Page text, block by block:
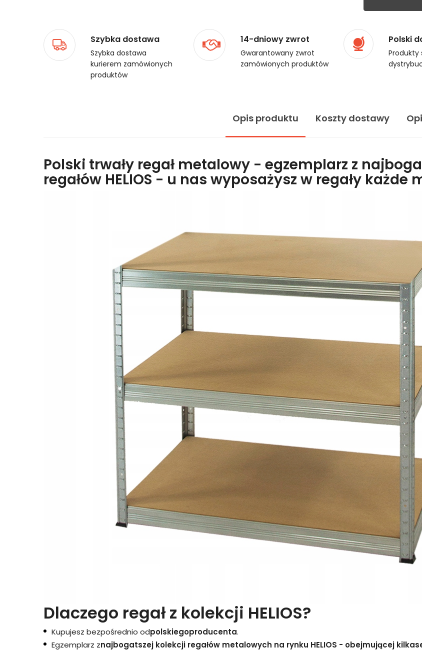
Szybka dostawa
Szybka dostawa
kurierem zamówionych
produktów
14-dniowy zwrot
Gwarantowany zwrot
zamówionych produktów
Polski
Produkty
Opis produktu Koszty dostawy
Polski trwały regał metalowy - egzemplarz z
regałów HELIOS - u nas wyposażysz w regały każde
Dlaczego regał z kolekcji HELIOS?
Kupujesz bezpośrednio odpolskiegoproducenta.
Egzemplarz znajbogatszej kolekcji regałów metalowych na rynku HELIOS - obejmującej